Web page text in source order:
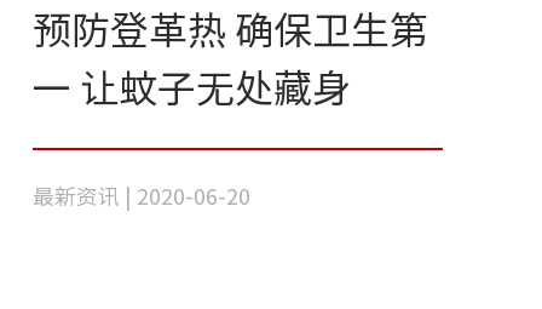
预防登革热 确保卫生第
一 让蚊子无处藏身
最新资讯 | 2020-06-20